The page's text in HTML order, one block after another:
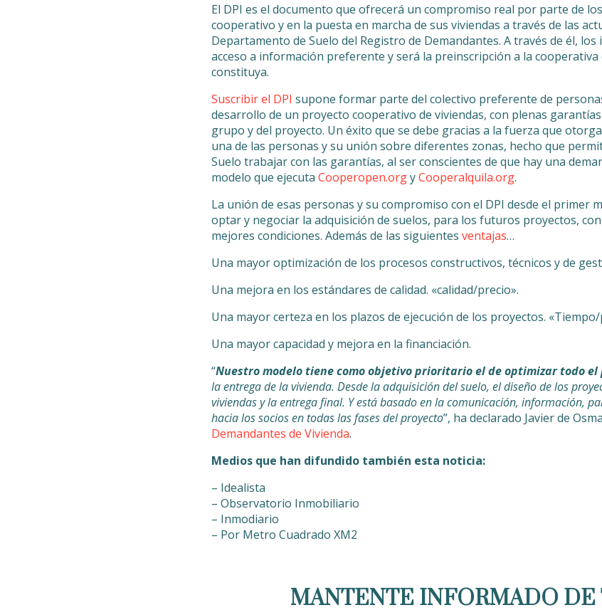
El DPI es el documento que ofrecerá un compromiso real por parte de
cooperativo y en la puesta en marcha de sus viviendas a través de las
Departamento de Suelo del Registro de Demandantes. A través de él,
acceso a información preferente y será la preinscripción a la cooperativa
constituya.
Suscribir el DPI supone formar parte del colectivo preferente de
desarrollo de un proyecto cooperativo de viviendas, con plenas
grupo y del proyecto. Un éxito que se debe gracias a la fuerza que
una de las personas y su unión sobre diferentes zonas, hecho que
Suelo trabajar con las garantías, al ser conscientes de que hay una
modelo que ejecuta Cooperopen.orgyCooperalquila.org.
La unión de esas personas y su compromiso con el DPI desde el primer
optar y negociar la adquisición de suelos, para los futuros proyectos,
mejores condiciones. Además de las siguientes ventajas…
Una mayor optimización de los procesos constructivos, técnicos y de
Una mejora en los estándares de calidad. «calidad/precio».
Una mayor certeza en los plazos de ejecución de los proyectos. «Tiempo/
Una mayor capacidad y mejora en la financiación.
“Nuestro modelo tiene como objetivo prioritario el de optimizar todo el
la entrega de la vivienda. Desde la adquisición del suelo, el diseño de los
viviendas y la entrega final. Y está basado en la comunicación, información,
hacia los socios en todas las fases del proyecto”, ha declarado Javier de
Demandantes de Vivienda.
Medios que han difundido también esta noticia:
– Idealista
– Observatorio Inmobiliario
– Inmodiario
– Por Metro Cuadrado XM2
MANTENTE INFORMADO DE